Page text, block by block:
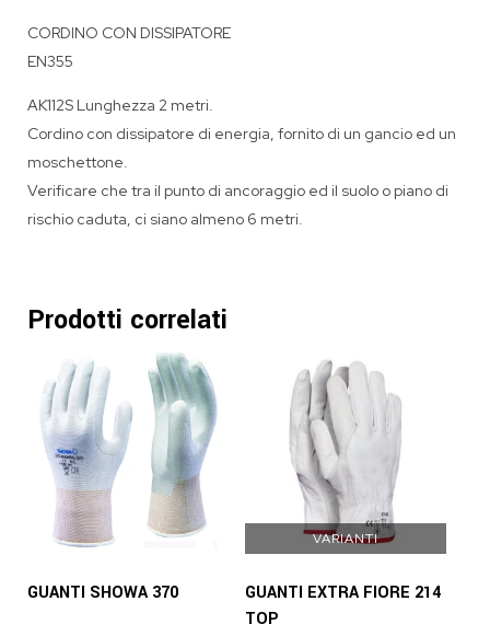
CORDINO CON DISSIPATORE
EN355
AK112S Lunghezza 2 metri.
Cordino con dissipatore di energia, fornito di un gancio ed un
moschettone.
Verificare che tra il punto di ancoraggio ed il suolo o piano di
rischio caduta, ci siano almeno 6 metri.
Prodotti correlati
GUANTI SHOWA 370
VARIANTI
GUANTI EXTRA FIORE 214
TOP